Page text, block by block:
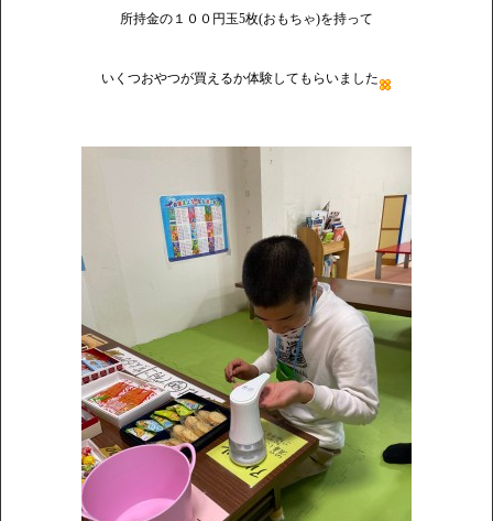
所持金の１００円玉5枚(おもちゃ)を持って
いくつおやつが買えるか体験してもらいました